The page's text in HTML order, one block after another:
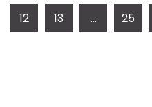
12 13 ... 25